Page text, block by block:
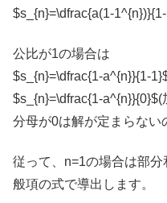
$s_{n}=\dfrac{a(1-
公比が1の場合は
$s_{n}=\dfrac{1-a^{n}}{1-
$s_{n}=\dfrac{1-a^{n}}{0}$(
分母が0は解が定まらない
従って、n=1の場合は部
般項の式で導出します。